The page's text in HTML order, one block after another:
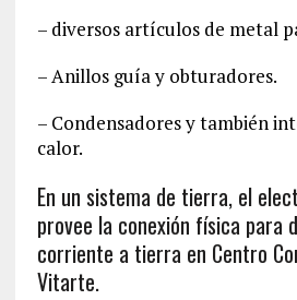
– diversos artículos de metal
– Anillos guía y obturadores.
– Condensadores y también
calor.
En un sistema de tierra, el
provee la conexión física para
corriente a tierra en Centro
Vitarte.